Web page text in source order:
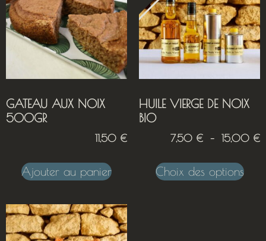
GATEAU AUX NOIX
500GR
11,50 €
Ajouter au panier
HUILE VIERGE DE NOIX
BIO
7,50 € – 15,00 €
Choix des options